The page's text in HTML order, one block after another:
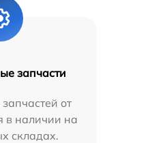
запчасти
от
в наличии на
складах.